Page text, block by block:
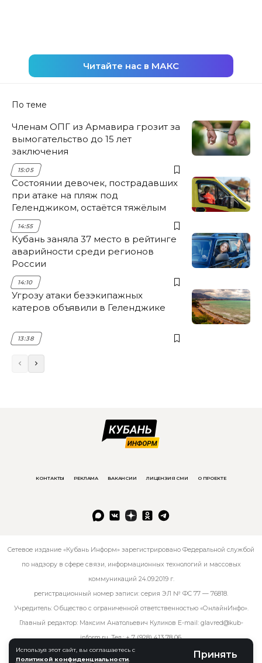
Используя этот сайт, вы соглашаетесь с
Политикой конфиденциальности
Принять
Читайте нас в МАКС
По теме
Членам ОПГ из Армавира грозит за
вымогательство до 15 лет
заключения
15:05
Состоянии девочек, пострадавших
при атаке на пляж под
Геленджиком, остаётся тяжёлым
14:55
Кубань заняла 37 место в рейтинге
аварийности среди регионов
России
14:10
Угрозу атаки безэкипажных
катеров объявили в Геленджике
13:38
КОНТАКТЫ РЕКЛАМА ВАКАНСИИ ЛИЦЕНЗИЯ СМИ О ПРОЕКТЕ
Сетевое издание «Кубань Информ» зарегистрировано Федеральной службой
по надзору в сфере связи, информационных технологий и массовых
коммуникаций 24.09.2019 г.
регистрационный номер записи: серия ЭЛ № ФС 77 — 76818.
Учредитель: Общество с ограниченной ответственностью «ОнлайнИнфо».
Главный редактор: Максим Анатольевич Куликов E-mail: glavred@kub-
inform.ru. Тел.:+ 7 (928) 413 78 06.